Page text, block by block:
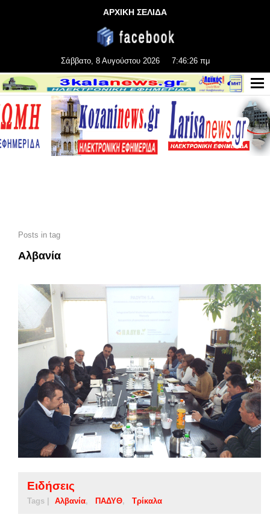
ΑΡΧΙΚΗ ΣΕΛΙΔΑ
Σάββατο, 8 Αυγούστου 2026 7:46:27 πμ
Posts in tag
Αλβανία
Ειδήσεις
Tags | Αλβανία ΠΑΔΥΘ Τρίκαλα